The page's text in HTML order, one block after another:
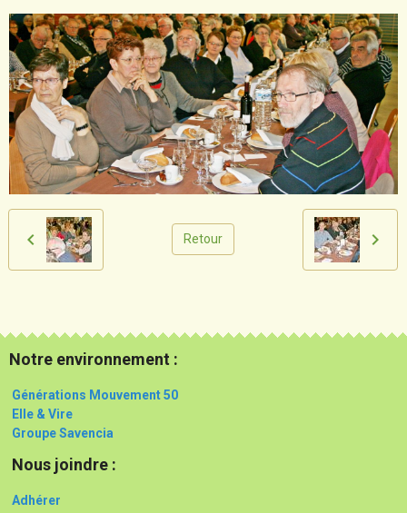
Retour
Notre environnement :
Générations Mouvement 50
Elle & Vire
Groupe Savencia
Nous joindre :
Adhérer